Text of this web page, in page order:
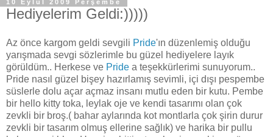
10 Eylül 2009 Perşembe
Hediyelerim Geldi:)))))
Az önce kargom geldi sevgili Pride'ın düzenlemiş olduğu
yarışmada sevgi sözlerimle bu güzel hediyelere layık
görüldüm.. Herkese ve Pride a teşekkürlerimi sunuyorum..
Pride nasıl güzel bişey hazırlamış sevimli, içi dışı pespembe
süslerle dolu açar açmaz insanı mutlu eden bir kutu. Pembe
bir hello kitty toka, leylak oje ve kendi tasarımı olan çok
zevkli bir broş.( bahar aylarında kot montlarla çok şirin durur
zevkli bir tasarım olmuş ellerine sağlık) ve harika bir pullu